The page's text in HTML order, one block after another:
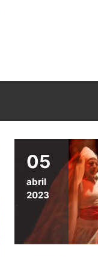
05
abril
2023